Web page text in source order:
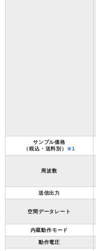
サンプル価格
（税込・送料別）
※1
周波数
送信出力
空間データレート
内蔵動作モード
動作電圧